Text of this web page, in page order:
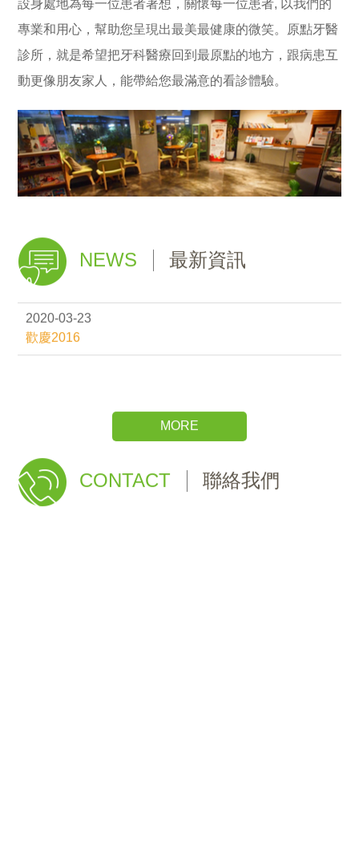
設身處地為每一位患者著想，關懷每一位患者, 以我們的
專業和用心，幫助您呈現出最美最健康的微笑。原點牙醫
診所，就是希望把牙科醫療回到最原點的地方，跟病患互
動更像朋友家人，能帶給您最滿意的看診體驗。
NEWS 最新資訊
2020-03-23
歡慶2016
MORE
CONTACT 聯絡我們